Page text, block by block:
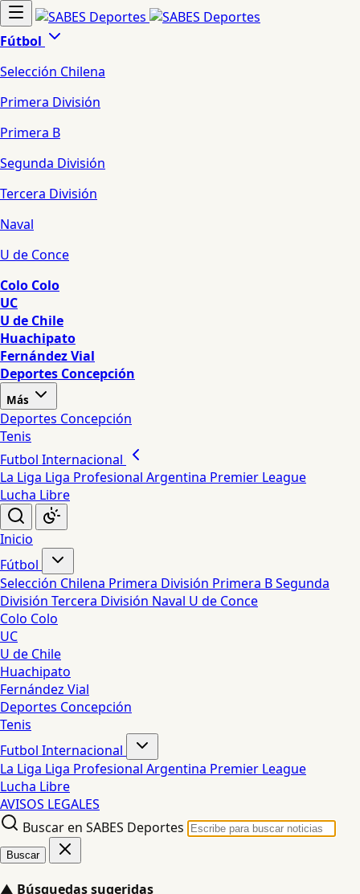
Fútbol
Selección Chilena
Primera División
Primera B
Segunda División
Tercera División
Naval
U de Conce
Colo Colo
UC
U de Chile
Huachipato
Fernández Vial
Deportes Concepción
Más
Deportes Concepción
Tenis
Futbol Internacional
La Liga Liga Profesional Argentina Premier League
Lucha Libre
Inicio
Fútbol
Selección Chilena Primera División Primera BSegunda
División Tercera División Naval U de Conce
Colo Colo
UC
U de Chile
Huachipato
Fernández Vial
Deportes Concepción
Tenis
Futbol Internacional
La Liga Liga Profesional Argentina Premier League
Lucha Libre
AVISOS LEGALES
Buscar en SABES Deportes
Buscar
▲ Búsquedas sugeridas